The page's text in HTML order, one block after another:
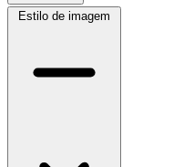
Estilo de imagem